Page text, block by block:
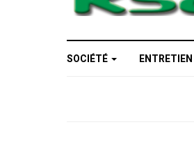
SOCIÉTÉ ENTRETIEN